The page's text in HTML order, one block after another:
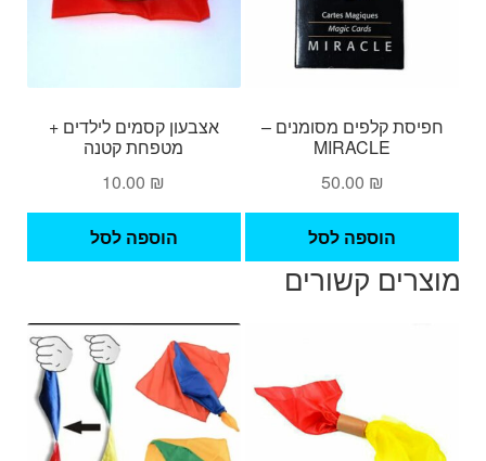
בעמוד
חפיסת קלפים מסומנים –
MIRACLE
50.00 ₪
הוספה לסל
אצבעון קסמים לילדים +
מטפחת קטנה
10.00 ₪
הוספה לסל
מוצרים קשורים